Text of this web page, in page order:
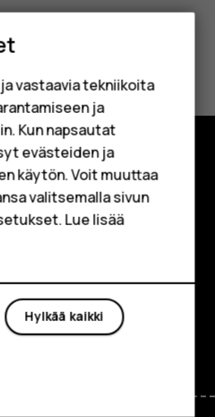
LinkedinDiscord
vastaavia tekniikoita
ja
Kun napsautat
evästeiden ja
käytön. Voit muuttaa
valitsemalla sivun
Lue lisää
Hylkää kaikki